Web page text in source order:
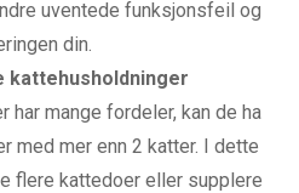
uventede funksjonsfeil og
din.
kattehusholdninger
mange fordeler, kan de ha
med mer enn 2 katter. I dette
flere kattedoer eller supplere